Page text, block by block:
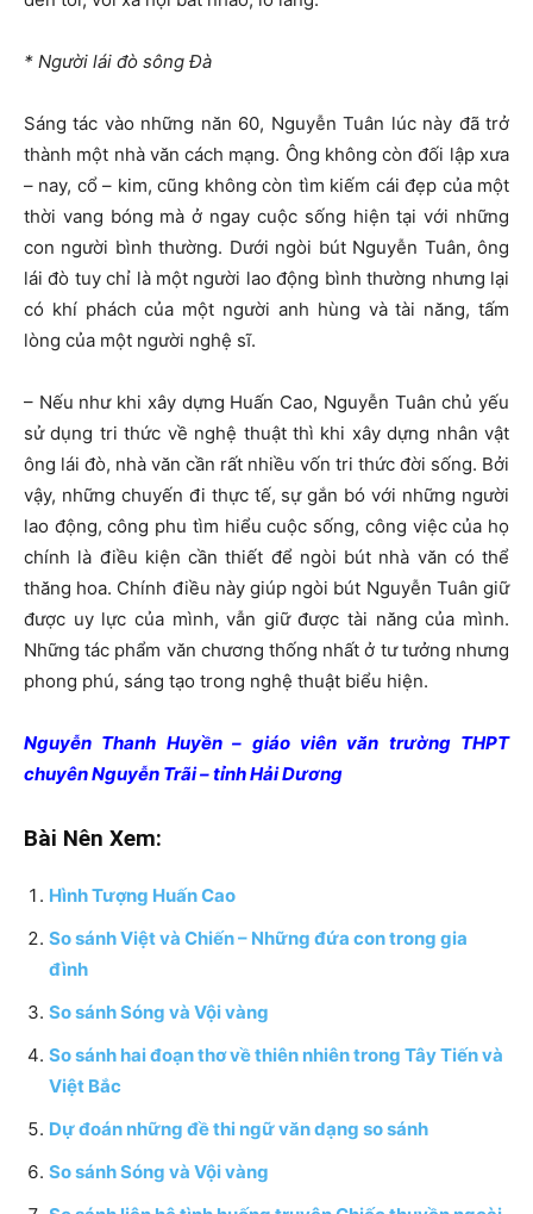
* Người lái đò sông Đà
Sáng tác vào những năn 60, Nguyễn Tuân lúc này đã trở
thành một nhà văn cách mạng. Ông không còn đối lập xưa
– nay, cổ – kim, cũng không còn tìm kiếm cái đẹp của một
thời vang bóng mà ở ngay cuộc sống hiện tại với những
con người bình thường. Dưới ngòi bút Nguyễn Tuân, ông
lái đò tuy chỉ là một người lao động bình thường nhưng lại
có khí phách của một người anh hùng và tài năng, tấm
lòng của một người nghệ sĩ.
– Nếu như khi xây dựng Huấn Cao, Nguyễn Tuân chủ yếu
sử dụng tri thức về nghệ thuật thì khi xây dựng nhân vật
ông lái đò, nhà văn cần rất nhiều vốn tri thức đời sống. Bởi
vậy, những chuyến đi thực tế, sự gắn bó với những người
lao động, công phu tìm hiểu cuộc sống, công việc của họ
chính là điều kiện cần thiết để ngòi bút nhà văn có thể
thăng hoa. Chính điều này giúp ngòi bút Nguyễn Tuân giữ
được uy lực của mình, vẫn giữ được tài năng của mình.
Những tác phẩm văn chương thống nhất ở tư tưởng nhưng
phong phú, sáng tạo trong nghệ thuật biểu hiện.
Nguyễn Thanh Huyền – giáo viên văn trường THPT
chuyên Nguyễn Trãi – tỉnh Hải Dương
Bài Nên Xem:
Hình Tượng Huấn Cao
So sánh Việt và Chiến – Những đứa con trong gia
đình
So sánh Sóng và Vội vàng
So sánh hai đoạn thơ về thiên nhiên trong Tây Tiến và
Việt Bắc
Dự đoán những đề thi ngữ văn dạng so sánh
So sánh Sóng và Vội vàng